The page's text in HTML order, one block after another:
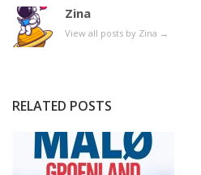
Zina
View all posts by Zina →
RELATED POSTS